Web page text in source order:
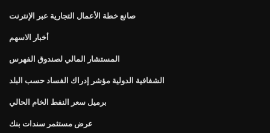
صانع خطة الأعمال التجارية عبر الإنترنت
أخبار الاسهم
المستشار المالي لصندوق الفهرس
الشفافية الدولية مؤشر إدراك الفساد حسب البلد
برميل سعر النفط الخام الحالي
عرض مستثمر سندات بنك